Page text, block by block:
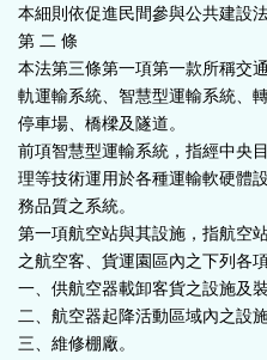
本細則依促進民間參與公共建設
第 二 條
本法第三條第一項第一款所稱交
軌運輸系統、智慧型運輸系統、
停車場、橋樑及隧道。
前項智慧型運輸系統，指經中央
理等技術運用於各種運輸軟硬體
務品質之系統。
第一項航空站與其設施，指航空
之航空客、貨運園區內之下列各
一、供航空器載卸客貨之設施及裝
二、航空器起降活動區域內之設施
三、維修棚廠。